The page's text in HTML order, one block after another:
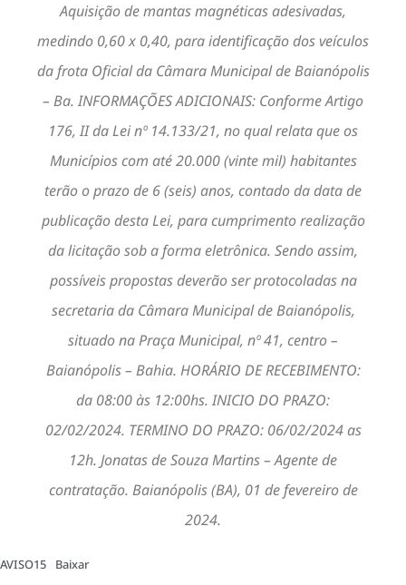
Aquisição de mantas magnéticas adesivadas,
medindo 0,60 x 0,40, para identificação dos veículos
da frota Oficial da Câmara Municipal de Baianópolis
– Ba. INFORMAÇÕES ADICIONAIS: Conforme Artigo
176, II da Lei nº 14.133/21, no qual relata que os
Municípios com até 20.000 (vinte mil) habitantes
terão o prazo de 6 (seis) anos, contado da data de
publicação desta Lei, para cumprimento realização
da licitação sob a forma eletrônica. Sendo assim,
possíveis propostas deverão ser protocoladas na
secretaria da Câmara Municipal de Baianópolis,
situado na Praça Municipal, nº 41, centro –
Baianópolis – Bahia. HORÁRIO DE RECEBIMENTO:
da 08:00 às 12:00hs. INICIO DO PRAZO:
02/02/2024. TERMINO DO PRAZO: 06/02/2024 as
12h. Jonatas de Souza Martins – Agente de
contratação. Baianópolis (BA), 01 de fevereiro de
2024.
AVISO15 Baixar